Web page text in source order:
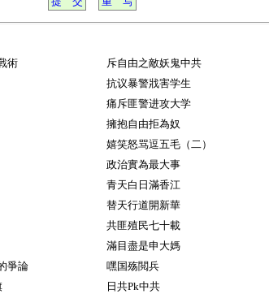
術
爭論
斥自由之敵妖鬼中共
抗议暴警戕害学生
痛斥匪警进攻大学
擁抱自由拒為奴
嬉笑怒骂逗五毛（二）
政治實為最大事
青天白日滿香江
替天行道開新華
共匪殖民七十載
滿目盡是申大媽
嘿国殇閲兵
日共Pk中共